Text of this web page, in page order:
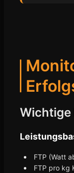
FTP (Watt
FTP pro kg